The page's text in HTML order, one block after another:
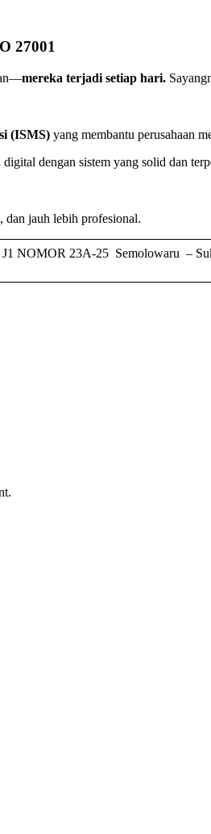
27001
mereka terjadi setiap hari.
(ISMS) yang membantu perusahaan
dengan sistem yang solid dan
dan jauh lebih profesional.
23A-25 Semolowaru –